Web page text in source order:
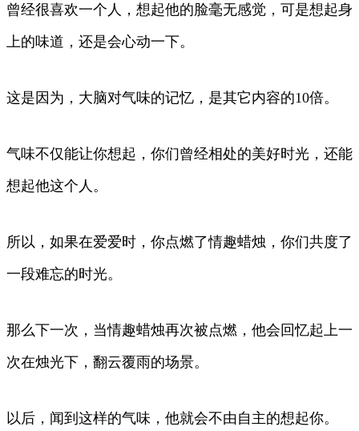
曾经很喜欢一个人，想起他的脸毫无感觉，可是想起身
上的味道，还是会心动一下。
这是因为，大脑对气味的记忆，是其它内容的10倍。
气味不仅能让你想起，你们曾经相处的美好时光，还能
想起他这个人。
所以，如果在爱爱时，你点燃了情趣蜡烛，你们共度了
一段难忘的时光。
那么下一次，当情趣蜡烛再次被点燃，他会回忆起上一
次在烛光下，翻云覆雨的场景。
以后，闻到这样的气味，他就会不由自主的想起你。